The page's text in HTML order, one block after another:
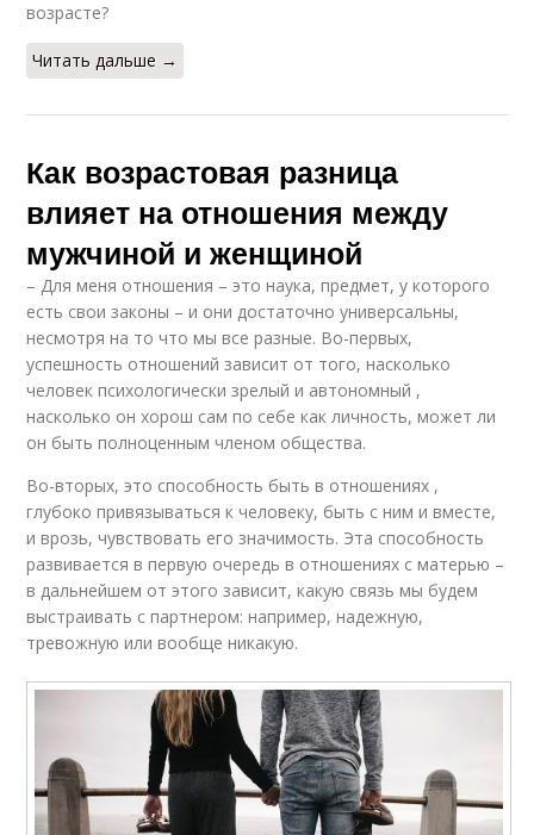
возрасте?
Читать дальше →
Как возрастовая разница
влияет на отношения между
мужчиной и женщиной
– Для меня отношения – это наука, предмет, у которого
есть свои законы – и они достаточно универсальны,
несмотря на то что мы все разные. Во-первых,
успешность отношений зависит от того, насколько
человек психологически зрелый и автономный ,
насколько он хорош сам по себе как личность, может ли
он быть полноценным членом общества.
Во-вторых, это способность быть в отношениях ,
глубоко привязываться к человеку, быть с ним и вместе,
и врозь, чувствовать его значимость. Эта способность
развивается в первую очередь в отношениях с матерью –
в дальнейшем от этого зависит, какую связь мы будем
выстраивать с партнером: например, надежную,
тревожную или вообще никакую.